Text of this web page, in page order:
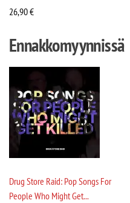
26,90€
Ennakkomyynnissä
Drug Store Raid: Pop Songs For
People Who Might Get...